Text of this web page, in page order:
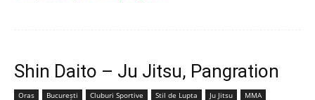
Shin Daito – Ju Jitsu, Pangration
Oras București Cluburi Sportive Stil de Lupta Ju Jitsu
MMA